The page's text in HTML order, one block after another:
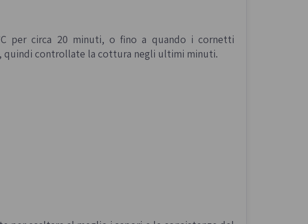
per circa 20 minuti, o fino a quando i cornetti
quindi controllate la cottura negli ultimi minuti.